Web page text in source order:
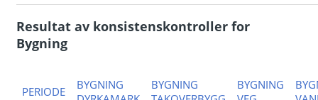
Resultat av konsistenskontroller for
Bygning
PERIODE
BYGNING
BYGNING
BYGNING